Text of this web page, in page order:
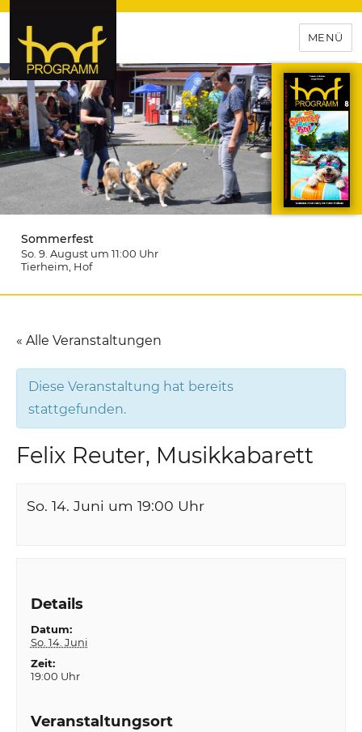
hof-programm – das
Veranstaltungsportal für
Hochfranken
MENÜ
Sommerfest
So. 9. August um 11:00 Uhr
Tierheim , Hof
« Alle Veranstaltungen
Diese Veranstaltung hat bereits
stattgefunden.
Felix Reuter, Musikkabarett
So. 14. Juni um 19:00 Uhr
Details
Datum:
So. 14. Juni
Zeit:
19:00 Uhr
Veranstaltungsort